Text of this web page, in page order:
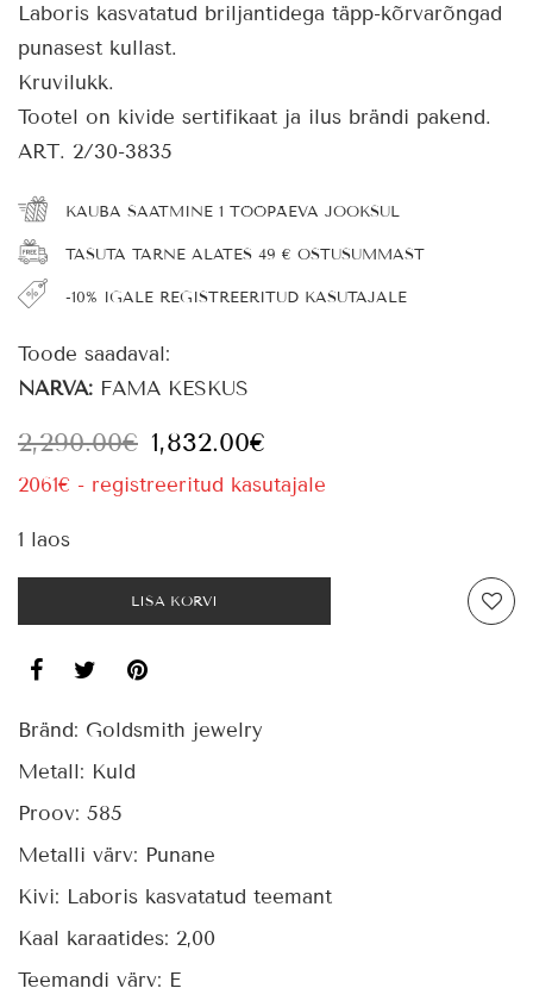
Laboris kasvatatud briljantidega täpp-kõrvarõngad
punasest kullast.
Kruvilukk.
Tootel on kivide sertifikaat ja ilus brändi pakend.
ART. 2/30-3835
KAUBA SAATMINE 1 TÖÖPÄEVA JOOKSUL
TASUTA TARNE ALATES 49 € OSTUSUMMAST
-10% IGALE REGISTREERITUD KASUTAJALE
Toode saadaval:
NARVA: FAMA KESKUS
2,290.00€ 1,832.00€
2061€ - registreeritud kasutajale
1 laos
LISA KORVI
Bränd: Goldsmith jewelry
Metall: Kuld
Proov: 585
Metalli värv: Punane
Kivi: Laboris kasvatatud teemant
Kaal karaatides: 2,00
Teemandi värv: E